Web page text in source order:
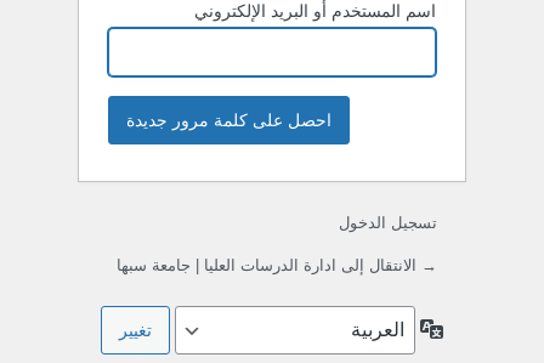
اسم المستخدم أو البريد الإلكتروني
تسجيل الدخول
→ الانتقال إلى ادارة الدرسات العليا | جامعة سبها
اللغة